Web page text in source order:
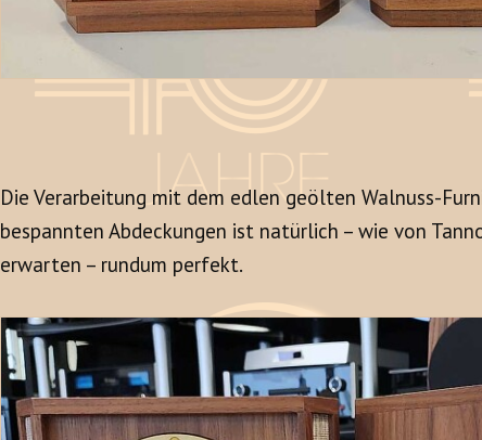
Die Verarbeitung mit dem edlen geölten Walnuss-
bespannten Abdeckungen ist natürlich – wie von
erwarten – rundum perfekt.